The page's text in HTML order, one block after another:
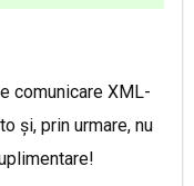
comunicare XML-
și, prin urmare, nu